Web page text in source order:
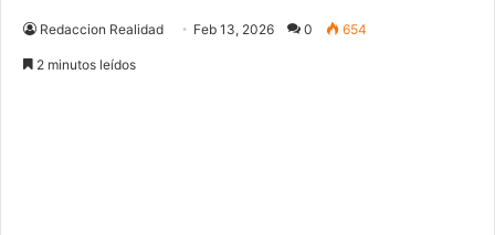
Redaccion Realidad Feb 13, 2026 0 654
2 minutos leídos